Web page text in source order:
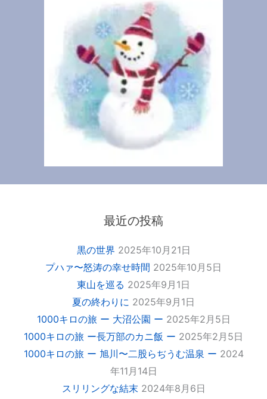
最近の投稿
黒の世界 2025年10月21日
プハァ〜怒涛の幸せ時間 2025年10月5日
東山を巡る 2025年9月1日
夏の終わりに 2025年9月1日
1000キロの旅 ー 大沼公園 ー 2025年2月5日
1000キロの旅 ー長万部のカニ飯 ー 2025年2月5日
1000キロの旅 ー 旭川〜二股らぢうむ温泉 ー 2024
年11月14日
スリリングな結末 2024年8月6日